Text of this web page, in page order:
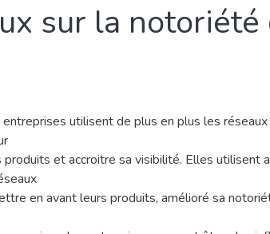
sur la
entreprises utilisent de plus en plus les réseaux
et accroitre sa visibilité. Elles utilisent
en avant leurs produits, amélioré sa